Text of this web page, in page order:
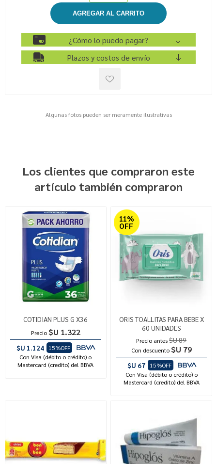
¿Cómo lo puedo pagar?
Plazos y costos de envío
Algunas fotos pueden ser meramente ilustrativas
Los clientes que compraron este
artículo también compraron
COTIDIAN PLUS G X36
Precio $U 1.322
$U 1.124
15%OFF
Con Visa (débito o crédito) o
Mastercard (credito) del BBVA
11%
OFF
ORIS TOALLITAS PARA BEBE X
60 UNIDADES
Precio antes$U 89
Con descuento $U 79
$U 67
15%OFF
Con Visa (débito o crédito) o
Mastercard (credito) del BBVA